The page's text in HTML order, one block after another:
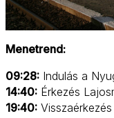
Menetrend:
09:28: Indulás a
14:40: Érkezés
19:40: